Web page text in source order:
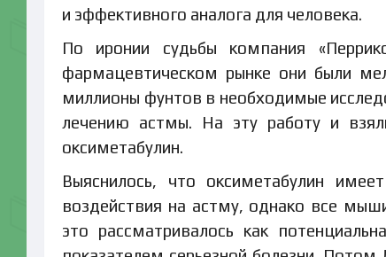
и эффективного аналога для человека.
По иронии судьбы компания
фармацевтическом рынке они были
миллионы фунтов в необходимые
лечению астмы. На эту работу и
оксиметабулин.
Выяснилось, что оксиметабулин
воздействия на астму, однако все
это рассматривалось как